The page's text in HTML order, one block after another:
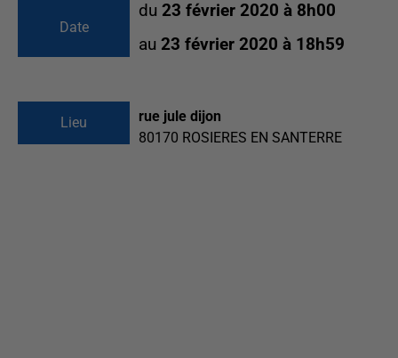
Date
du 23 février 2020 à 8h00
au 23 février 2020 à 18h59
Lieu
rue jule dijon
80170 ROSIERES EN SANTERRE